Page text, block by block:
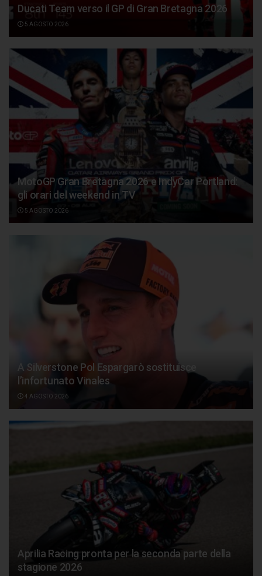
Ducati Team verso il GP di Gran Bretagna 2026
5 AGOSTO 2026
MotoGP Gran Bretagna 2026 e IndyCar Portland:
gli orari del weekend in TV
5 AGOSTO 2026
A Silverstone Pol Espargarò sostituisce
l’infortunato Vinales
4 AGOSTO 2026
Aprilia Racing pronta per la seconda parte della
stagione 2026